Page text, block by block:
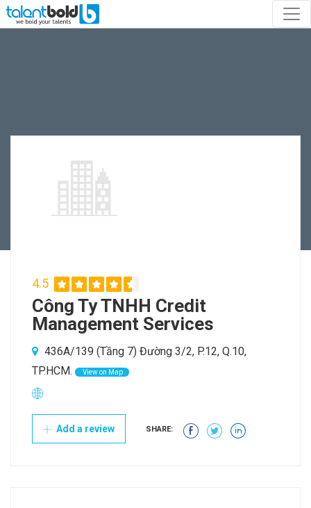
4.5
Công Ty TNHH Credit
Management Services
436A/139 (Tầng 7) Đường 3/2, P.12, Q.10,
TP.HCM.
View on Map
Add a review SHARE: